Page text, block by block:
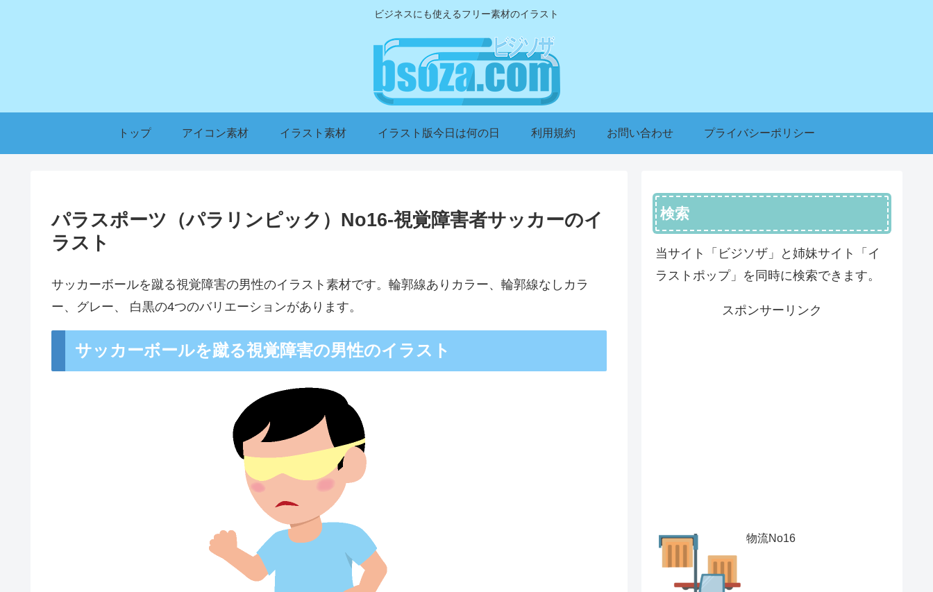
ビジネスにも使えるフリー素材のイラスト
トップ アイコン素材 イラスト素材 イラスト版今日は何の日 利用規約 お問い合わせ プライバシーポリシー
パラスポーツ（パラリンピック）No16-視覚障害者サッカーのイ
ラスト
サッカーボールを蹴る視覚障害の男性のイラスト素材です。輪郭線ありカラー、輪郭線なしカラ
ー、グレー、 白黒の4つのバリエーションがあります。
サッカーボールを蹴る視覚障害の男性のイラスト
検索
当サイト「ビジソザ」と姉妹サイト「イ
ラストポップ」を同時に検索できます。
スポンサーリンク
物流No16